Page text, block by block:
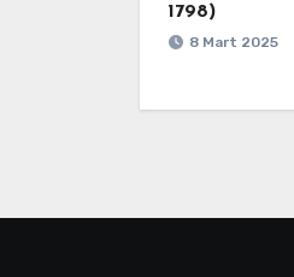
1798)
8 Mart 2025